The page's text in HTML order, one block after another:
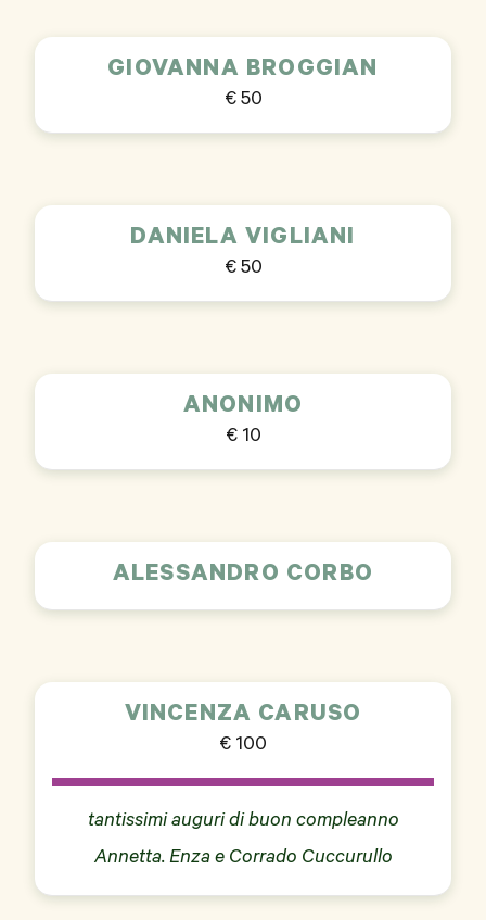
GIOVANNA BROGGIAN
€ 50
DANIELA VIGLIANI
€ 50
ANONIMO
€ 10
ALESSANDRO CORBO
VINCENZA CARUSO
€ 100
tantissimi auguri di buon compleanno
Annetta. Enza e Corrado Cuccurullo